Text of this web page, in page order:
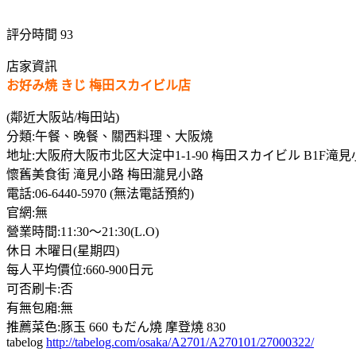
評分時間 93
店家資訊
お好み焼 きじ 梅田スカイビル店
(鄰近大阪站/梅田站)
分類:午餐、晚餐、關西料理、大阪燒
地址:大阪府大阪市北区大淀中1-1-90 梅田スカイビル B1F滝見
懷舊美食街 滝見小路 梅田瀧見小路
電話:06-6440-5970 (無法電話預約)
官網:無
營業時間:11:30～21:30(L.O)
休日 木曜日(星期四)
每人平均價位:660-900日元
可否刷卡:否
有無包廂:無
推薦菜色:豚玉 660 もだん燒 摩登燒 830
tabelog http://tabelog.com/osaka/A2701/A270101/27000322/